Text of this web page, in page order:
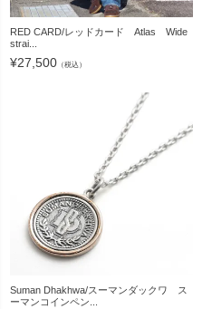
RED CARD/レッドカード Atlas Wide
strai...
¥27,500 （税込）
Suman Dhakhwa/スーマンダックワ ス
ーマンコインペン...